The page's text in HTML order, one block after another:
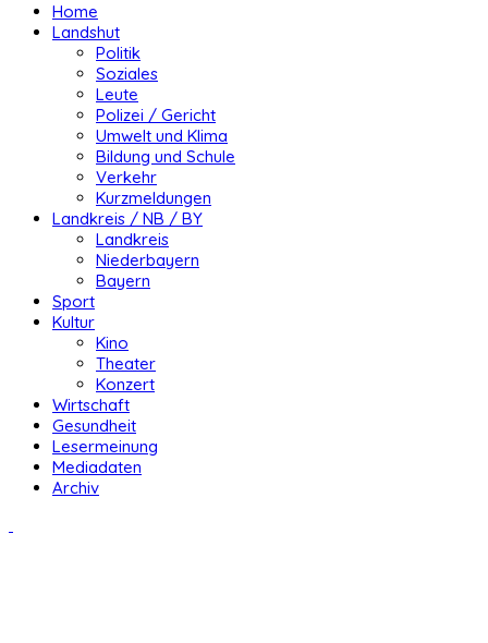
Home
Landshut
Politik
Soziales
Leute
Polizei / Gericht
Umwelt und Klima
Bildung und Schule
Verkehr
Kurzmeldungen
Landkreis / NB / BY
Landkreis
Niederbayern
Bayern
Sport
Kultur
Kino
Theater
Konzert
Wirtschaft
Gesundheit
Lesermeinung
Mediadaten
Archiv